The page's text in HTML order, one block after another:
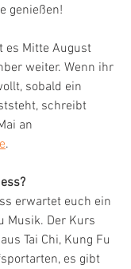
genießen!
es Mitte August
weiter. Wenn ihr
sobald ein
schreibt
an
.
erwartet euch ein
Musik. Der Kurs
Tai Chi, Kung Fu
es gibt